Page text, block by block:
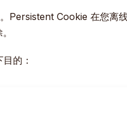
Persistent Cookie 在您离
的：